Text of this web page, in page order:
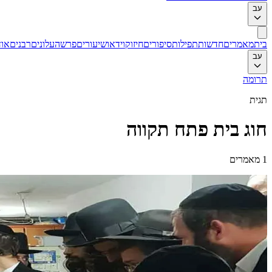
עב
ביתמאמריםחדשותתפילותסיפוריםחיזוקוידאושיעוריםפרשהעלוניםרבנים
עב
תרומה
תגית
חוג בית פתח תקווה
1 מאמרים